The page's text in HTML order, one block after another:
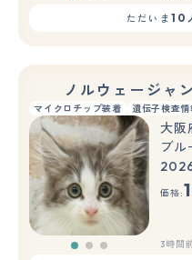
ただいま 10
ノルウェージャ
マイクロチップ装着 遺伝子検査情
大阪
ブル
価格:
3時間